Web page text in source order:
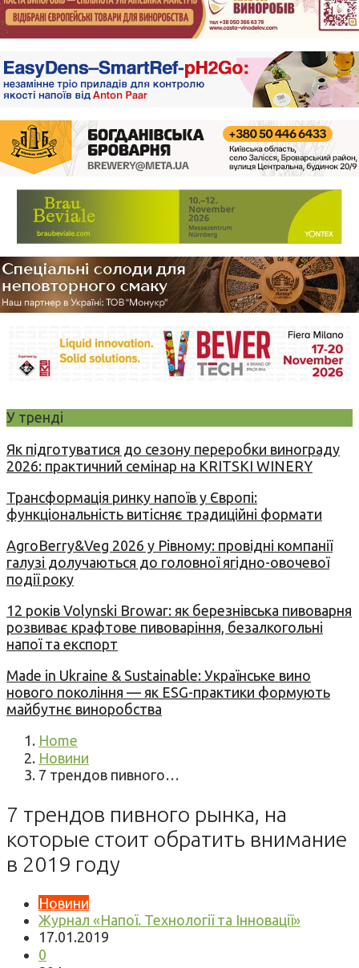
У тренді
Як підготуватися до сезону переробки винограду
2026: практичний семінар на KRITSKI WINERY
Трансформація ринку напоїв у Європі:
функціональність витісняє традиційні формати
AgroBerry&Veg 2026 у Рівному: провідні компанії
галузі долучаються до головної ягідно-овочевої
події року
12 років Volynski Browar: як березнівська пивоварня
розвиває крафтове пивоваріння, безалкогольні
напої та експорт
Made in Ukraine & Sustainable: Українське вино
нового покоління — як ESG-практики формують
майбутнє виноробства
Home
Новини
7 трендов пивного…
7 трендов пивного рынка, на
которые стоит обратить внимание
в 2019 году
Новини
Журнал «Напої. Технології та Інновації»
17.01.2019
0